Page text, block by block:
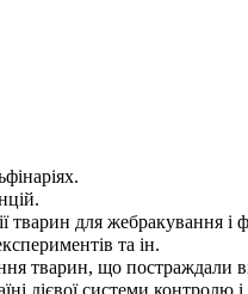
тварин для жебракування і
та ін.
тварин, що постраждали